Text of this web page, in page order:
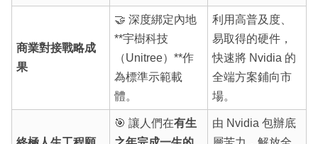
商業對接戰略成
果
🤝 深度綁定內地
**宇樹科技
（Unitree）**作
為標準示範載
體。
利用高普及度、
易取得的硬件，
快速將 Nvidia 的
全端方案鋪向市
場。
🎯 讓人們在有生
由 Nvidia 包辦底